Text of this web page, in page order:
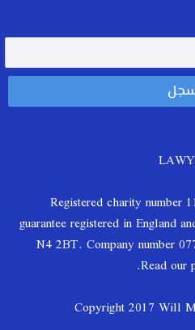
Registered charity
guarantee registered in England
N4 2BT. Company number
Read
.